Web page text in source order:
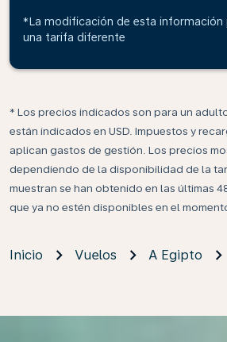
*La modificación de esta información
una tarifa diferente
* Los precios indicados son para un
están indicados en USD. Impuestos y
aplican gastos de gestión. Los precios
dependiendo de la disponibilidad de la
muestran se han obtenido en las últimas
que ya no estén disponibles en el
Inicio Vuelos A Egipto